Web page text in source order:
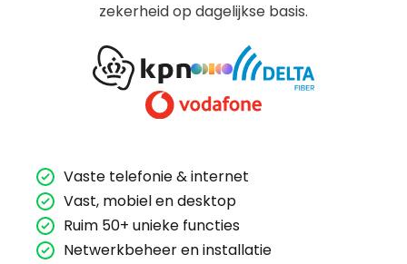
zekerheid op dagelijkse basis.
Vaste telefonie & internet
Vast, mobiel en desktop
Ruim 50+ unieke functies
Netwerkbeheer en installatie